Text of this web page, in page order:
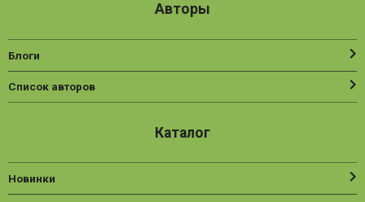
Авторы
Блоги
Список авторов
Каталог
Новинки